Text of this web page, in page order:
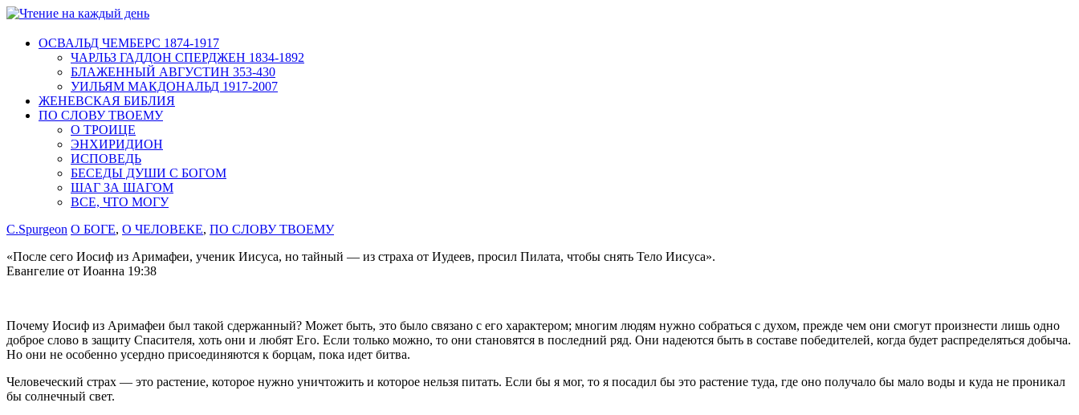
ОСВАЛЬД ЧЕМБЕРС 1874-1917
ЧАРЛЬЗ ГАДДОН СПЕРДЖЕН 1834-1892
БЛАЖЕННЫЙ АВГУСТИН 353-430
УИЛЬЯМ МАКДОНАЛЬД 1917-2007
ЖЕНЕВСКАЯ БИБЛИЯ
ПО СЛОВУ ТВОЕМУ
О ТРОИЦЕ
ЭНХИРИДИОН
ИСПОВЕДЬ
БЕСЕДЫ ДУШИ С БОГОМ
ШАГ ЗА ШАГОМ
ВСЕ, ЧТО МОГУ
C.Spurgeon О БОГЕ, О ЧЕЛОВЕКЕ, ПО СЛОВУ ТВОЕМУ
«После сего Иосиф из Аримафеи, ученик Иисуса, но тайный — из страха от Иудеев, просил Пилата, чтобы снять Тело Иисуса».
Евангелие от Иоанна 19:38
Почему Иосиф из Аримафеи был такой сдержанный? Может быть, это было связано с его характером; многим людям нужно собраться с духом, прежде чем они смогут произнести лишь одно
доброе слово в защиту Спасителя, хоть они и любят Его. Если только можно, то они становятся в последний ряд. Они надеются быть в составе победителей, когда будет распреде­ляться добыча.
Но они не особенно усердно присоединяются к борцам, пока идет битва.
Человеческий страх — это растение, которое нужно уничто­жить и которое нельзя питать. Если бы я мог, то я посадил бы это растение туда, где оно получало бы мало воды и куда не проникал
бы солнечный свет.